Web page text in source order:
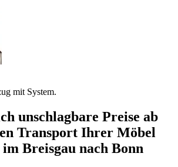
mit System.
unschlagbare Preise ab
Transport Ihrer Möbel
Breisgau nach Bonn